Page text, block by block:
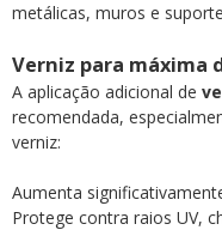
metálicas, muros e
Verniz para máxima
A aplicação adicional de
recomendada,
verniz:
Aumenta
Protege contra raios UV,